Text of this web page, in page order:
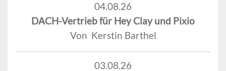
04.08.26
DACH-Vertrieb für Hey Clay und Pixio
Von Kerstin Barthel
03.08.26